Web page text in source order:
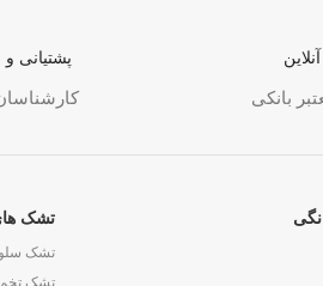
بانکی
پشتیانی
تشک
تشک
تشک